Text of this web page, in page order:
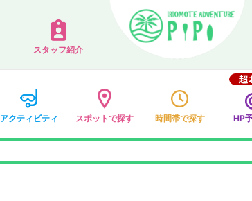
スタッフ紹介
アクティビティ スポットで探す 時間帯で探す HP